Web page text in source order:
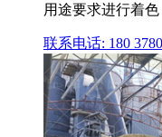
用途要求进行着色
联系电话: 180